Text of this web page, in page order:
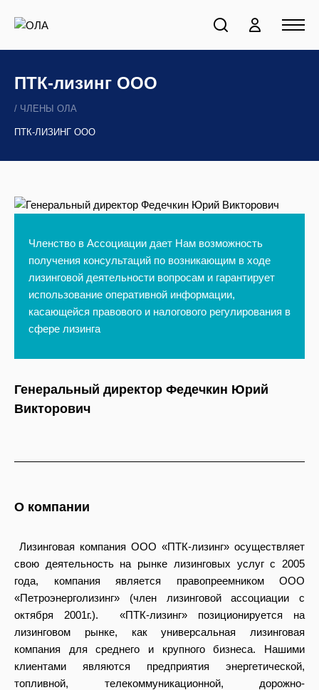
ПТК-лизинг ООО
ЧЛЕНЫ ОЛА
ПТК-ЛИЗИНГ ООО
Генеральный директор Федечкин Юрий
Викторович
Членство в Ассоциации дает Нам возможность
получения консультаций по возникающим в ходе
лизинговой деятельности вопросам и гарантирует
использование оперативной информации,
касающейся правового и налогового регулирования в
сфере лизинга
О компании
Лизинговая компания ООО «ПТК-лизинг» осуществляет
свою деятельность на рынке лизинговых услуг с 2005
года, компания является правопреемником ООО
«Петроэнерголизинг» (член лизинговой ассоциации с
октября 2001г.). «ПТК-лизинг» позиционируется на
лизинговом рынке, как универсальная лизинговая
компания для среднего и крупного бизнеса. Нашими
клиентами являются предприятия энергетической,
топливной, телекоммуникационной, дорожно-